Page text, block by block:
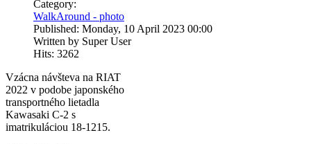
Category:
WalkAround - photo
Published: Monday, 10 April 2023 00:00
Written by Super User
Hits: 3262
Vzácna návšteva na RIAT
2022 v podobe japonského
transportného lietadla
Kawasaki C-2 s
imatrikuláciou 18-1215.